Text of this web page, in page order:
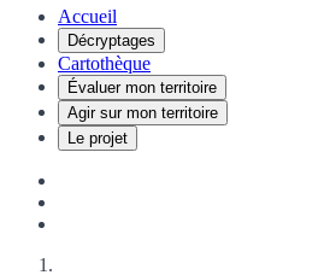
Accueil
Décryptages
Cartothèque
Évaluer mon territoire
Agir sur mon territoire
Le projet